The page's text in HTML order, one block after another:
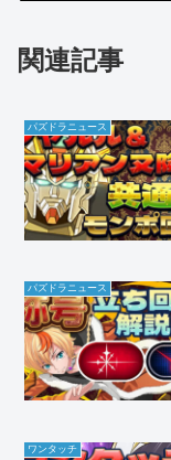
関連記事
パズドラニュース
パズドラニュース
ワンタッチ